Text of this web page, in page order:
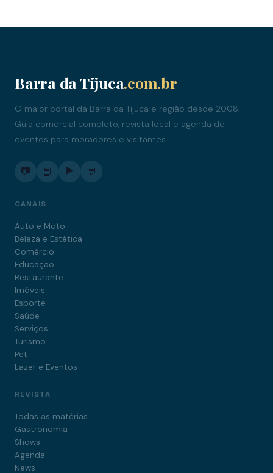
Barra da Tijuca.com.br
O maior portal da Barra da Tijuca e região desde 2008.
Guia comercial completo, revista local e agenda de
eventos para moradores e visitantes.
📷 📘 ▶️ 💬
CANAIS
Auto e Moto
Beleza e Estética
Comércio
Educação
Restaurante
Imóveis
Esporte
Saúde
Serviços
Turismo
Pet
Lazer e Eventos
REVISTA
Todas as matérias
Gastronomia
Shows
Agenda
News